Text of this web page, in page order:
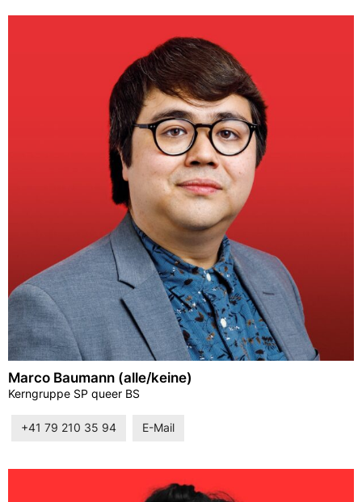
Marco Baumann (alle/keine)
Kerngruppe SP queer BS
+41 79 210 35 94 E-Mail